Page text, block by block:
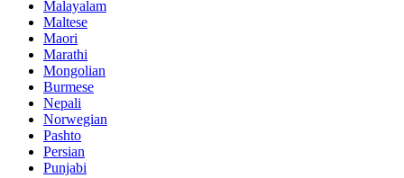
Malayalam
Maltese
Maori
Marathi
Mongolian
Burmese
Nepali
Norwegian
Pashto
Persian
Punjabi